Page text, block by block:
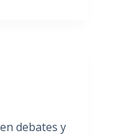
debates y